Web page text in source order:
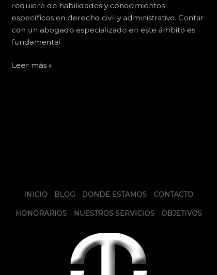
requiere de habilidades y conocimientos
específicos en derecho civil y administrativo. Contar
con un abogado especializado en este ámbito es
fundamental
Leer más »
INICIO BLOG DONDE ESTAMOS CONTACTO
HONORARIOS NUESTROS SERVICIOS OBJETIVOS